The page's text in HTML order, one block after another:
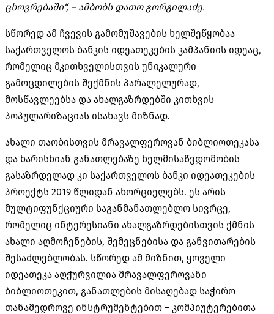
ცხოვრებაში“, – ამბობს დათო გორგილაძე.
სწორედ ამ ჩვევის გამომუშავების ხელშეწყობაა
საქართველოს ბანკის იდეათეკების კამპანიის იდეაც,
რომელიც მკითხველისთვის უნიკალური
გამოცდილების შექმნის პარალელურად,
მოსწავლეებსა და ახალგაზრდებში კითხვის
პოპულარიზაციას ისახავს მიზნად.
ახალი თაობისთვის მრავალფეროვან ბიბლიოთეკასა
და ხარისხიან განათლებაზე ხელმისაწვდომობის
გასაზრდელად კი საქართველოს ბანკი იდეათეკების
პროექტს 2019 წლიდან ახორციელებს. ეს არის
მულტიფუნქციური საგანმანათლებლო სივრცე,
რომელიც ინტერესიანი ახალგაზრდებისთვის ქმნის
ახალი აღმოჩენების, შემეცნებისა და განვითარების
შესაძლებლობას. სწორედ ამ მიზნით, ყოველი
იდეათეკა აღჭურვილია მრავალფეროვანი
ბიბლიოთეკით, განათლების მისაღებად საჭირო
თანამედროვე ინსტრუმენტებით – კომპიუტერებითა